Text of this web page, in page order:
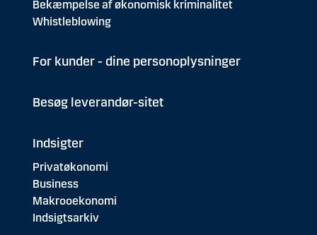
Bekæmpelse af økonomisk kriminalitet
Whistleblowing
For kunder - dine personoplysninger
Besøg leverandør-sitet
Indsigter
Privatøkonomi
Business
Makrooekonomi
Indsigtsarkiv